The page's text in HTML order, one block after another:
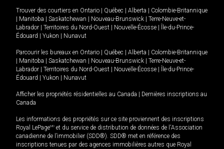
Trouver des courtiers en Ontario Québec Alberta
Colombie-Britannique
Manitoba Saskatchewan Nouveau-Brunswick
Terre-Neuve-et-
Labrador
Territoires du Nord-Ouest Nouvelle-Écosse
Île-du-Prince-
Édouard
Yukon Nunavut
Parcourir les bureaux en Ontario Québec Alberta
Colombie-Britannique
Manitoba Saskatchewan Nouveau-Brunswick
Terre-Neuve-et-
Labrador
Territoires du Nord-Ouest Nouvelle-Écosse
Île-du-Prince-
Édouard
Yukon Nunavut
Afficher les propriétés résidentielles au Canada
Dernières inscriptions au
Canada
Les informations des propriétés sur ce site proviennent des inscriptions
Royal LePageMD et du service de distribution de données de l'Association
canadienne de l’immobilier (SDD®). SDD® met en référence des
inscriptions tenues par des agences immobilières autres que Royal